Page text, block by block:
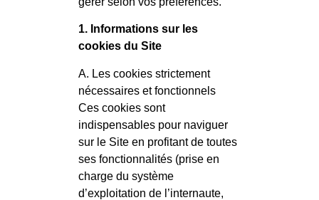
1. Informations sur les
cookies du Site
A. Les cookies strictement
nécessaires et fonctionnels
Ces cookies sont
indispensables pour naviguer
sur le Site en profitant de toutes
ses fonctionnalités (prise en
charge du système
d’exploitation de l’internaute,